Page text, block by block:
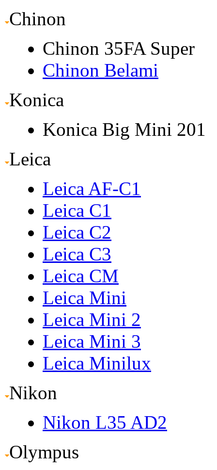
Chinon
Chinon 35FA Super
Chinon Belami
Konica
Konica Big Mini 201
Leica
Leica AF-C1
Leica C1
Leica C2
Leica C3
Leica CM
Leica Mini
Leica Mini 2
Leica Mini 3
Leica Minilux
Nikon
Nikon L35 AD2
Olympus